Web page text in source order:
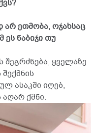
ეთმობა, ოჯახსაც
ეს ნაბიჯი თუ
შეგრძნება, ყველაზე
ასაკში იღებ,
ქმნი.